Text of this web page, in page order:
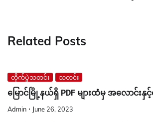
Related Posts
တိုက်ပွဲသတင်း သတင်း
မြောင်မြို့နယ်ရှိ PDF များထံမှ အလောင်း
Admin June 26, 2023